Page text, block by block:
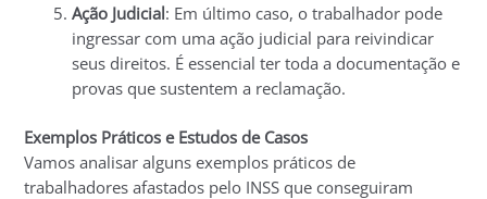
Ação Judicial: Em último caso, o trabalhador pode
ingressar com uma ação judicial para reivindicar
seus direitos. É essencial ter toda a documentação e
provas que sustentem a reclamação.
Exemplos Práticos e Estudos de Casos
Vamos analisar alguns exemplos práticos de
trabalhadores afastados pelo INSS que conseguiram